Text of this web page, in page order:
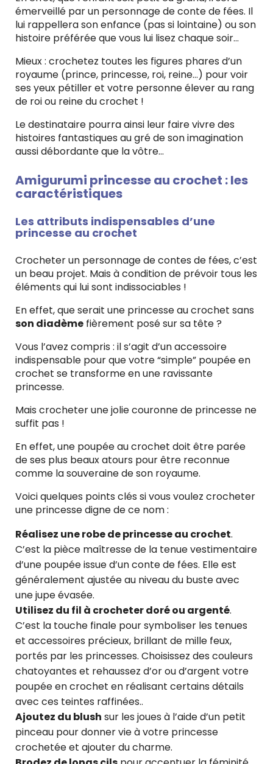
émerveillé par un personnage de conte de fées. Il
lui rappellera son enfance (pas si lointaine) ou son
histoire préférée que vous lui lisez chaque soir…
Mieux : crochetez toutes les figures phares d’un
royaume (prince, princesse, roi, reine…) pour voir
ses yeux pétiller et votre personne élever au rang
de roi ou reine du crochet !
Le destinataire pourra ainsi leur faire vivre des
histoires fantastiques au gré de son imagination
aussi débordante que la vôtre…
Amigurumi princesse au crochet : les
caractéristiques
Les attributs indispensables d’une
princesse au crochet
Crocheter un personnage de contes de fées, c’est
un beau projet. Mais à condition de prévoir tous les
éléments qui lui sont indissociables !
En effet, que serait une princesse au crochet sans
son diadème fièrement posé sur sa tête ?
Vous l’avez compris : il s’agit d’un accessoire
indispensable pour que votre “simple” poupée en
crochet se transforme en une ravissante
princesse.
Mais crocheter une jolie couronne de princesse ne
suffit pas !
En effet, une poupée au crochet doit être parée
de ses plus beaux atours pour être reconnue
comme la souveraine de son royaume.
Voici quelques points clés si vous voulez crocheter
une princesse digne de ce nom :
Réalisez une robe de princesse au crochet.
C’est la pièce maîtresse de la tenue vestimentaire
d’une poupée issue d’un conte de fées. Elle est
généralement ajustée au niveau du buste avec
une jupe évasée.
Utilisez du fil à crocheter doré ou argenté.
C’est la touche finale pour symboliser les tenues
et accessoires précieux, brillant de mille feux,
portés par les princesses. Choisissez des couleurs
chatoyantes et rehaussez d’or ou d’argent votre
poupée en crochet en réalisant certains détails
avec ces teintes raffinées..
Ajoutez du blush sur les joues à l’aide d’un petit
pinceau pour donner vie à votre princesse
crochetée et ajouter du charme.